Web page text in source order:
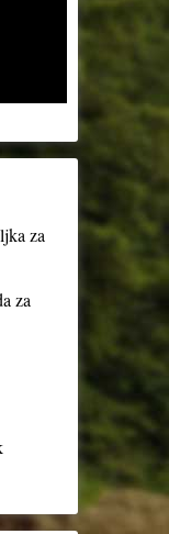
za
za